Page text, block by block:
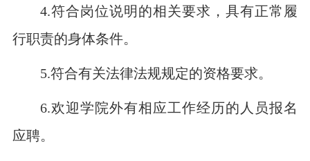
4.符合岗位说明的相关要求，具有正常履
行职责的身体条件。
5.符合有关法律法规规定的资格要求。
6.欢迎学院外有相应工作经历的人员报名
应聘。